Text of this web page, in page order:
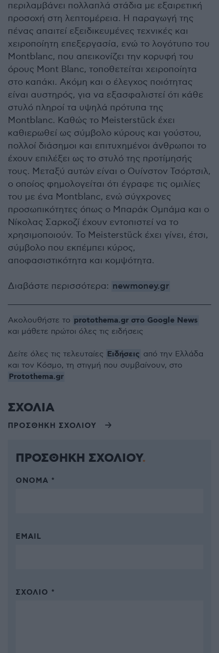
περιλαμβάνει πολλαπλά στάδια με εξαιρετική
προσοχή στη λεπτομέρεια. Η παραγωγή της
πένας απαιτεί εξειδικευμένες τεχνικές και
χειροποίητη επεξεργασία, ενώ το λογότυπο του
Montblanc, που απεικονίζει την κορυφή του
όρους Mont Blanc, τοποθετείται χειροποίητα
στο καπάκι. Ακόμη και ο έλεγχος ποιότητας
είναι αυστηρός, για να εξασφαλιστεί ότι κάθε
στυλό πληροί τα υψηλά πρότυπα της
Montblanc. Καθώς το Meisterstück έχει
καθιερωθεί ως σύμβολο κύρους και γούστου,
πολλοί διάσημοι και επιτυχημένοι άνθρωποι το
έχουν επιλέξει ως το στυλό της προτίμησής
τους. Μεταξύ αυτών είναι ο Ουίνστον Τσόρτσιλ,
ο οποίος φημολογείται ότι έγραφε τις ομιλίες
του με ένα Montblanc, ενώ σύγχρονες
προσωπικότητες όπως ο Μπαράκ Ομπάμα και ο
Νίκολας Σαρκοζί έχουν εντοπιστεί να το
χρησιμοποιούν. Το Meisterstück έχει γίνει, έτσι,
σύμβολο που εκπέμπει κύρος,
αποφασιστικότητα και κομψότητα.
Διαβάστε περισσότερα: newmoney.gr
Ακολουθήστε το protothema.gr στο Google News
και μάθετε πρώτοι όλες τις ειδήσεις
Δείτε όλες τις τελευταίες Ειδήσεις από την Ελλάδα
και τον Κόσμο, τη στιγμή που συμβαίνουν, στο
Protothema.gr
ΣΧΟΛΙΑ
ΠΡΟΣΘΗΚΗ ΣΧΟΛΙΟΥ
ΠΡΟΣΘΗΚΗ ΣΧΟΛΙΟΥ
ΌΝΟΜΑ *
EMAIL
ΣΧΌΛΙΟ *